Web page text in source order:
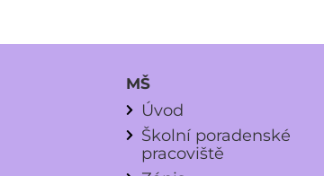
MŠ
Úvod
Školní poradenské
pracoviště